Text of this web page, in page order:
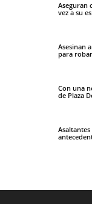
Aseguran
vez a su
Asesinan
para
Con una
de Plaza